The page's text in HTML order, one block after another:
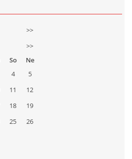
>>
>>
So
Ne
4
5
11
12
18
19
25
26